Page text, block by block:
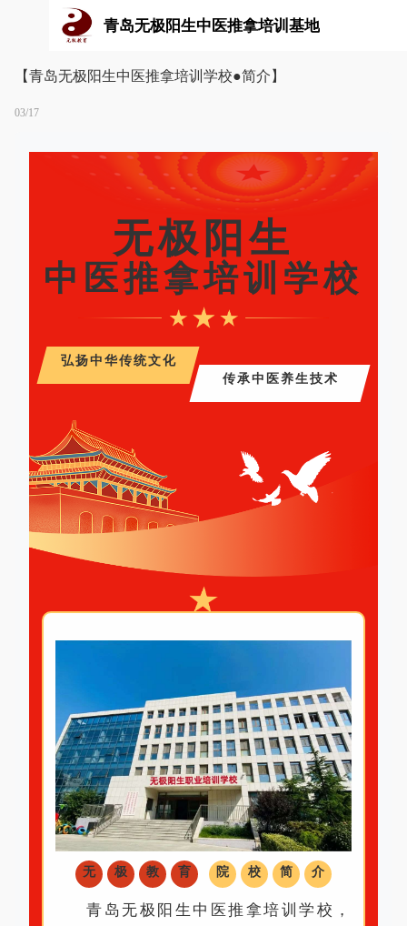
青岛无极阳生中医推拿培训基地
【青岛无极阳生中医推拿培训学校●简介】
03/17
无极阳生
中医推拿培训学校
弘扬中华传统文化
传承中医养生技术
无 极 教 育 院 校 简 介
青岛无极阳生中医推拿培训学校，